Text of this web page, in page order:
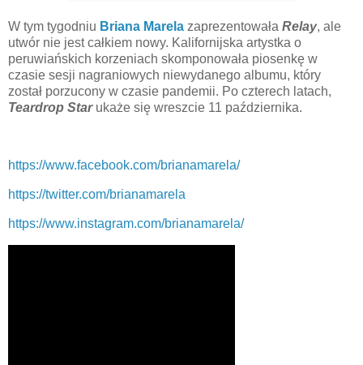
W tym tygodniu Briana Marela zaprezentowała Relay, ale
utwór nie jest całkiem nowy. Kalifornijska artystka o
peruwiańskich korzeniach skomponowała piosenkę w
czasie sesji nagraniowych niewydanego albumu, który
został porzucony w czasie pandemii. Po czterech latach,
Teardrop Starukaże się wreszcie 11 października.
https://www.facebook.com/brianamarela/
https://twitter.com/brianamarela
https://www.instagram.com/brianamarela/